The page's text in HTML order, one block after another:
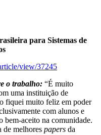
para Sistemas de
view/37245
o trabalho: “É muito
uma instituição de
fiquei muito feliz em poder
com alunos e
bem-aceito na comunidade.
de melhores papers da